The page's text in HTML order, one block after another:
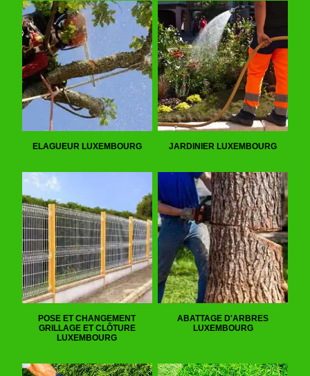
ELAGUEUR LUXEMBOURG JARDINIER LUXEMBOURG
POSE ET CHANGEMENT
GRILLAGE ET CLÔTURE
LUXEMBOURG
ABATTAGE D'ARBRES
LUXEMBOURG